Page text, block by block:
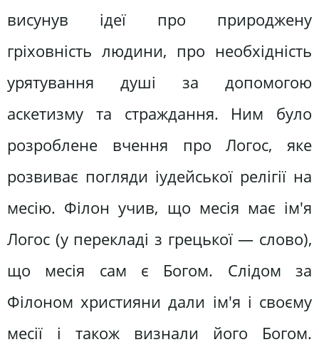
висунув ідеї про природжену
гріховність людини, про необхідність
урятування душі за допомогою
аскетизму та страждання. Ним було
розроблене вчення про Логос, яке
розвиває погляди іудейської релігії на
месію. Філон учив, що месія має ім'я
Логос (у перекладі з грецької — слово),
що месія сам є Богом. Слідом за
Філоном християни дали ім'я і своєму
месії і також визнали його Богом.